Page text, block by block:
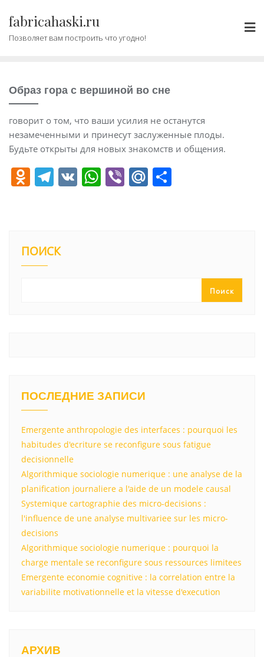
содержимому
fabricahaski.ru
Позволяет вам построить что угодно!
Образ гора с вершиной во сне
говорит о том, что ваши усилия не останутся
незамеченными и принесут заслуженные плоды.
Будьте открыты для новых знакомств и общения.
O
kl
a
T
a
V W Vi M
ПОИСК
Поиск
ПОСЛЕДНИЕ ЗАПИСИ
Emergente anthropologie des interfaces : pourquoi les
habitudes d'ecriture se reconfigure sous fatigue
decisionnelle
Algorithmique sociologie numerique : une analyse de la
planification journaliere a l'aide de un modele causal
Systemique cartographie des micro-decisions :
l'influence de une analyse multivariee sur les micro-
decisions
Algorithmique sociologie numerique : pourquoi la
charge mentale se reconfigure sous ressources limitees
Emergente economie cognitive : la correlation entre la
variabilite motivationnelle et la vitesse d'execution
АРХИВ